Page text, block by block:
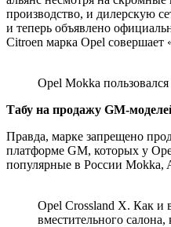
производство, и дилерскую
и теперь объявлено
Citroen марка Opel совершает
Opel Mokka
Табу на продажу GM-
Правда, марке запрещено
платформе GM, которых у
популярные в России Mokka,
Opel Crossland X. Как и
вместительного